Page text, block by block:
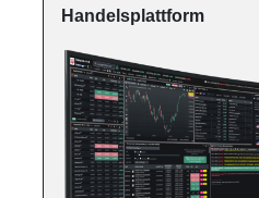
Han­dels­platt­form